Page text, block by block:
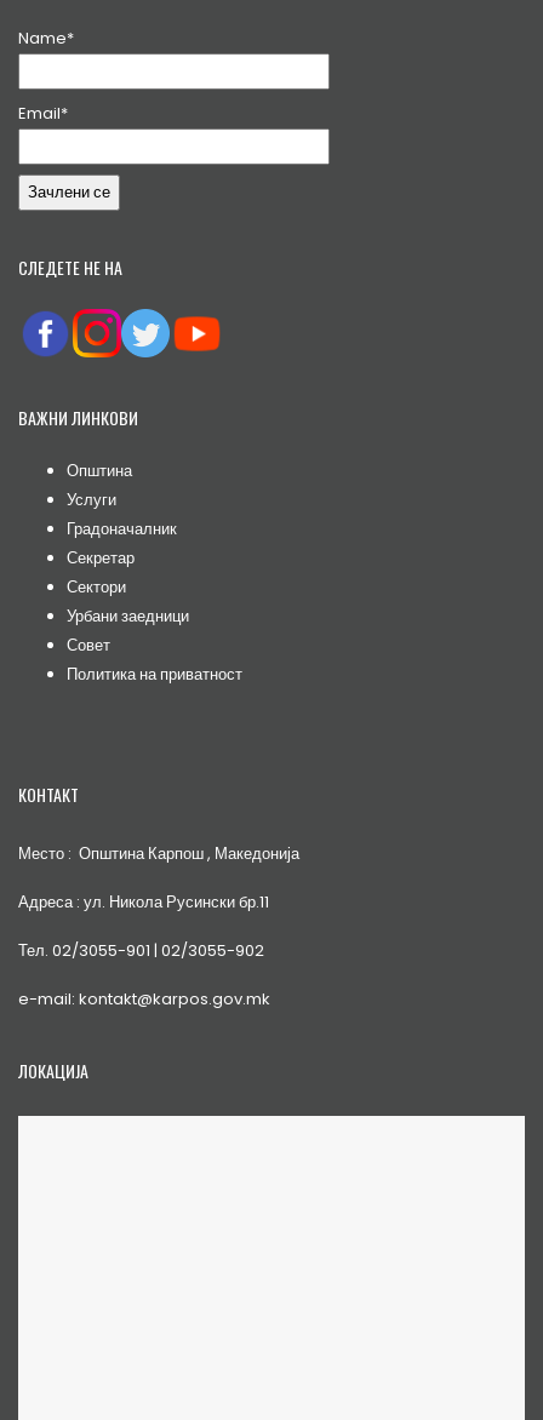
Name*
Email*
СЛЕДЕТЕ НЕ НА
ВАЖНИ ЛИНКОВИ
Општина
Услуги
Градоначалник
Секретар
Сектори
Урбани заедници
Совет
Политика на приватност
КОНТАКТ
Место : Општина Карпош , Македонија
Адреса : ул. Никола Русински бр.11
Тел. 02/3055-901 | 02/3055-902
e-mail: kontakt@karpos.gov.mk
ЛОКАЦИЈА